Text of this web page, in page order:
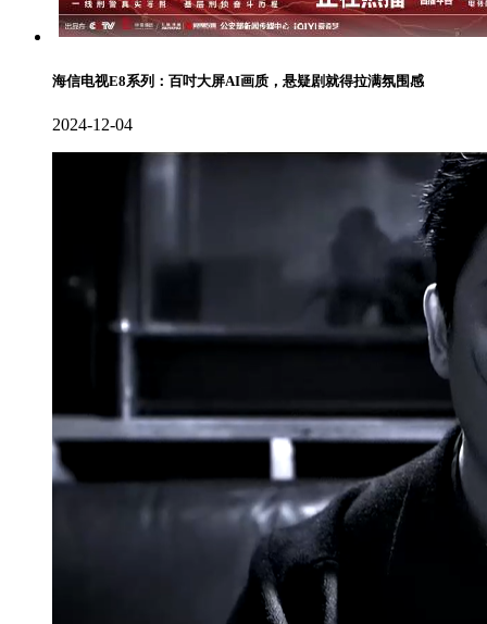
海信电视E8系列：百吋大屏AI画质，悬疑剧就得拉满氛围感
2024-12-04